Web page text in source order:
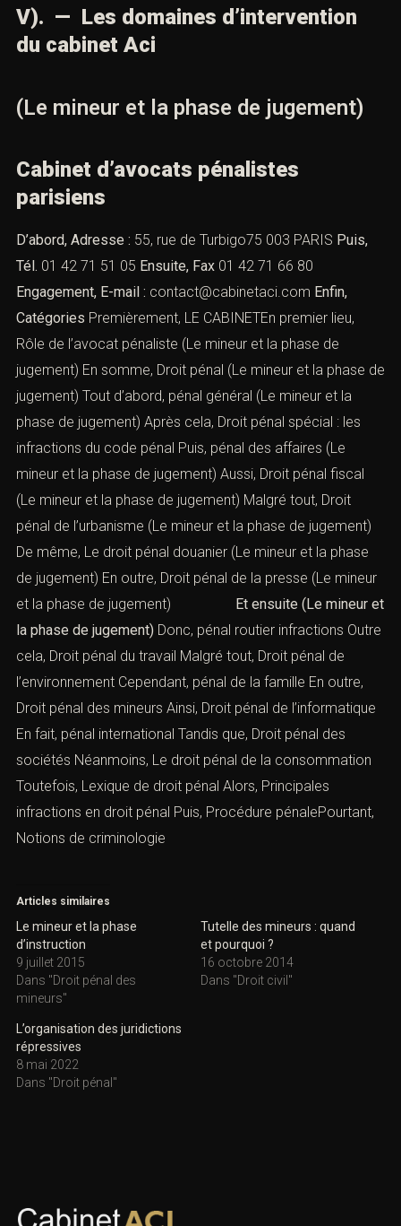
V). — Les domaines d’intervention
du cabinet Aci
(Le mineur et la phase de jugement)
Cabinet d’avocats pénalistes
parisiens
D’abord, Adresse : 55, rue de Turbigo75 003 PARIS Puis,
Tél. 01 42 71 51 05 Ensuite, Fax 01 42 71 66 80
Engagement, E-mail : contact@cabinetaci.com Enfin,
Catégories Premièrement, LE CABINETEn premier lieu,
Rôle de l’avocat pénaliste (Le mineur et la phase de
jugement) En somme, Droit pénal (Le mineur et la phase de
jugement) Tout d’abord, pénal général (Le mineur et la
phase de jugement) Après cela, Droit pénal spécial : les
infractions du code pénal Puis, pénal des affaires (Le
mineur et la phase de jugement) Aussi, Droit pénal fiscal
(Le mineur et la phase de jugement) Malgré tout, Droit
pénal de l’urbanisme (Le mineur et la phase de jugement)
De même, Le droit pénal douanier (Le mineur et la phase
de jugement) En outre, Droit pénal de la presse (Le mineur
et la phase de jugement)
Et ensuite (Le mineur et
la phase de jugement) Donc, pénal routier infractions Outre
cela, Droit pénal du travail Malgré tout, Droit pénal de
l’environnement Cependant, pénal de la famille En outre,
Droit pénal des mineurs Ainsi, Droit pénal de l’informatique
En fait, pénal international Tandis que, Droit pénal des
sociétés Néanmoins, Le droit pénal de la consommation
Toutefois, Lexique de droit pénal Alors, Principales
infractions en droit pénal Puis, Procédure pénalePourtant,
Notions de criminologie
Articles similaires
Le mineur et la phase
d’instruction
9 juillet 2015
Dans "Droit pénal des
mineurs"
Tutelle des mineurs : quand
et pourquoi ?
16 octobre 2014
Dans "Droit civil"
L’organisation des juridictions
répressives
8 mai 2022
Dans "Droit pénal"